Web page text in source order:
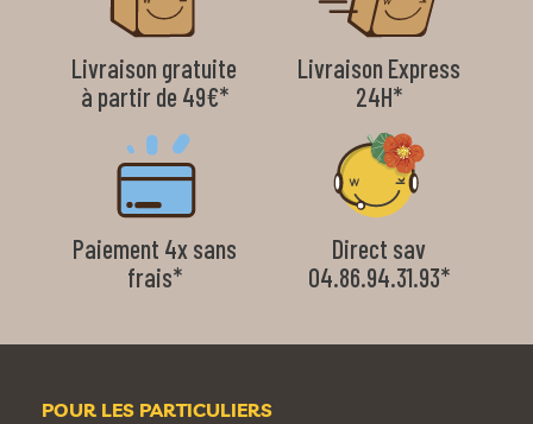
Livraison gratuite
à partir de 49€*
Livraison Express
24H*
Paiement 4x sans
frais*
Direct sav
04.86.94.31.93*
POUR LES PARTICULIERS